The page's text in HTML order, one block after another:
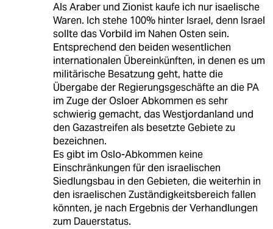
Als Araber und Zionist kaufe ich nur isaelische
Waren. Ich stehe 100% hinter Israel, denn Israel
sollte das Vorbild im Nahen Osten sein.
Entsprechend den beiden wesentlichen
internationalen Übereinkünften, in denen es um
militärische Besatzung geht, hatte die
Übergabe der Regierungsgeschäfte an die PA
im Zuge der Osloer Abkommen es sehr
schwierig gemacht, das Westjordanland und
den Gazastreifen als besetzte Gebiete zu
bezeichnen.
Es gibt im Oslo-Abkommen keine
Einschränkungen für den israelischen
Siedlungsbau in den Gebieten, die weiterhin in
den israelischen Zuständigkeitsbereich fallen
könnten, je nach Ergebnis der Verhandlungen
zum Dauerstatus.